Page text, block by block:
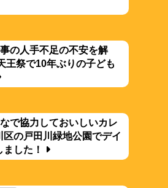
の人手不足の不安を解
王祭で10年ぶりの子ども
なで協力しておいしいカレ
区の戸田川緑地公園でデイ
した！